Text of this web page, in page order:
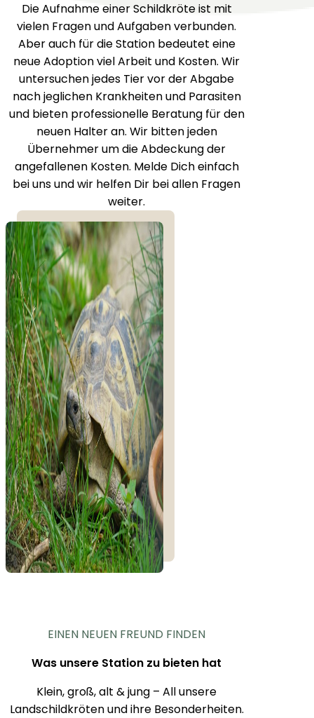
Die Aufnahme einer Schildkröte ist mit
vielen Fragen und Aufgaben verbunden.
Aber auch für die Station bedeutet eine
neue Adoption viel Arbeit und Kosten. Wir
untersuchen jedes Tier vor der Abgabe
nach jeglichen Krankheiten und Parasiten
und bieten professionelle Beratung für den
neuen Halter an. Wir bitten jeden
Übernehmer um die Abdeckung der
angefallenen Kosten. Melde Dich einfach
bei uns und wir helfen Dir bei allen Fragen
weiter.
EINEN NEUEN FREUND FINDEN
Was unsere Station zu bieten hat
Klein, groß, alt & jung – All unsere
Landschildkröten und ihre Besonderheiten.